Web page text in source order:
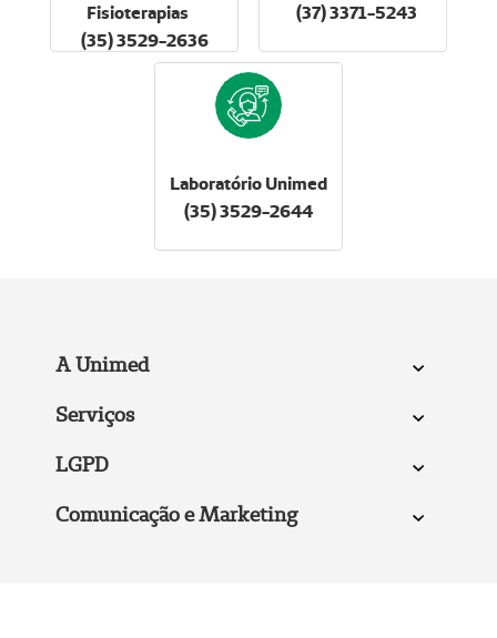
Fisioterapias
(35) 3529-2636
(37) 3371-5243
Laboratório Unimed
(35) 3529-2644
A Unimed
Serviços
LGPD
Comunicação e Marketing